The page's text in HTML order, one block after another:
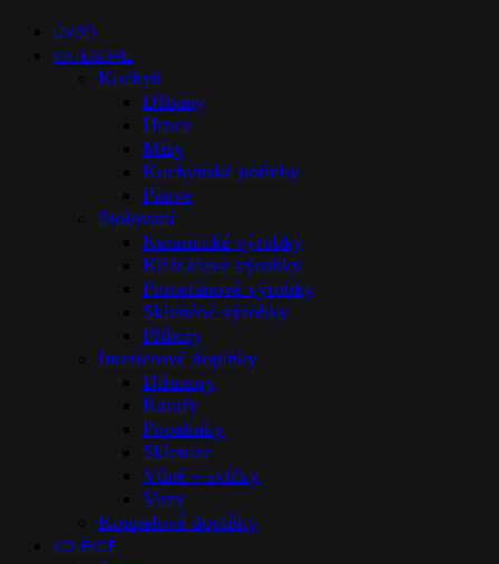
ÚVOD
KATEGORIE
Kuchyň
Džbány
Hrnce
Mísy
Kuchyňské potřeby
Pánve
Stolováni
Keramické výrobky
Křišťálové výrobky
Porcelánové výrobky
Skleněné výrobky
Příbory
Interiérové doplňky
Difuzory
Karafy
Popelníky
Sklenice
Vůně – svíčky
Vázy
Koupelové doplňky
KOLEKCE